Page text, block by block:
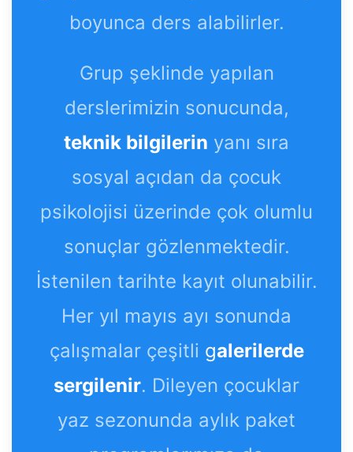
boyunca ders alabilirler.
Grup şeklinde yapılan
derslerimizin sonucunda,
teknik bilgilerin yanı sıra
sosyal açıdan da çocuk
psikolojisi üzerinde çok olumlu
sonuçlar gözlenmektedir.
İstenilen tarihte kayıt olunabilir.
Her yıl mayıs ayı sonunda
çalışmalar çeşitli galerilerde
sergilenir. Dileyen çocuklar
yaz sezonunda aylık paket